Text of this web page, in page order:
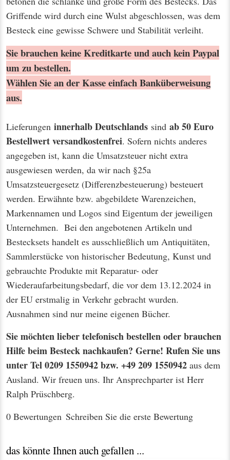
Griffende wird durch eine Wulst abgeschlossen, was dem
Besteck eine gewisse Schwere und Stabilität verleiht.
Sie brauchen keine Kreditkarte und auch kein Paypal
um zu bestellen.
Wählen Sie an der Kasse einfach Banküberweisung
aus.
Lieferungen innerhalb Deutschlands sind ab 50 Euro
Bestellwertversandkostenfrei. Sofern nichts anderes
angegeben ist, kann die Umsatzsteuer nicht extra
ausgewiesen werden, da wir nach §25a
Umsatzsteuergesetz (Differenzbesteuerung) besteuert
werden. Erwähnte bzw. abgebildete Warenzeichen,
Markennamen und Logos sind Eigentum der jeweiligen
Unternehmen. Bei den angebotenen Artikeln und
Bestecksets handelt es ausschließlich um Antiquitäten,
Sammlerstücke von historischer Bedeutung, Kunst und
gebrauchte Produkte mit Reparatur- oder
Wiederaufarbeitungsbedarf, die vor dem 13.12.2024 in
der EU erstmalig in Verkehr gebracht wurden.
Ausnahmen sind nur meine eigenen Bücher.
Sie möchten lieber telefonisch bestellen oder brauchen
Hilfe beim Besteck nachkaufen? Gerne! Rufen Sie uns
unter Tel 0209 1550942 bzw. +49 209 1550942 aus dem
Ausland. Wir freuen uns. Ihr Ansprechparter ist Herr
Ralph Prüschberg.
0 Bewertungen Schreiben Sie die erste Bewertung
das könnte Ihnen auch gefallen ...